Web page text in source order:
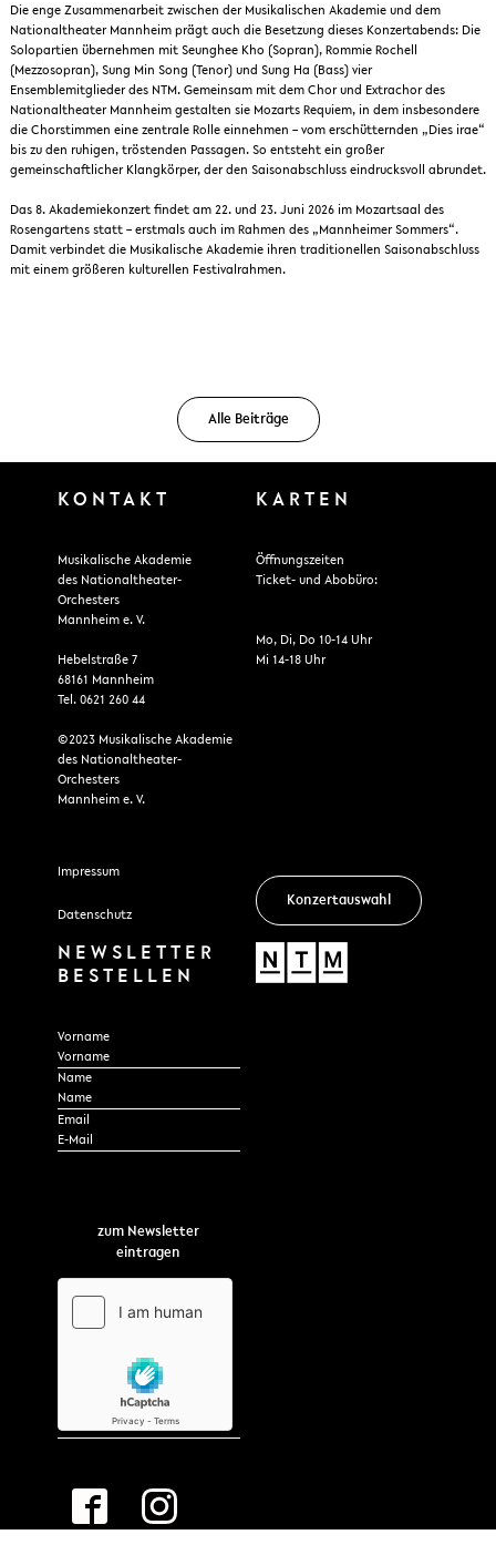
Die enge Zusammenarbeit zwischen der Musikalischen Akademie und dem
Nationaltheater Mannheim prägt auch die Besetzung dieses Konzertabends: Die
Solopartien übernehmen mit Seunghee Kho (Sopran), Rommie Rochell
(Mezzosopran), Sung Min Song (Tenor) und Sung Ha (Bass) vier
Ensemblemitglieder des NTM. Gemeinsam mit dem Chor und Extrachor des
Nationaltheater Mannheim gestalten sie Mozarts Requiem, in dem insbesondere
die Chorstimmen eine zentrale Rolle einnehmen – vom erschütternden „Dies irae“
bis zu den ruhigen, tröstenden Passagen. So entsteht ein großer
gemeinschaftlicher Klangkörper, der den Saisonabschluss eindrucksvoll abrundet.
Das 8. Akademiekonzert findet am 22. und 23. Juni 2026 im Mozartsaal des
Rosengartens statt – erstmals auch im Rahmen des „Mannheimer Sommers“.
Damit verbindet die Musikalische Akademie ihren traditionellen Saisonabschluss
mit einem größeren kulturellen Festivalrahmen.
Alle Beiträge
KONTAKT
Musikalische Akademie
des Nationaltheater-
Orchesters
Mannheim e. V.
Hebelstraße 7
68161 Mannheim
Tel. 0621 260 44
©2023 Musikalische Akademie
des Nationaltheater-
Orchesters
Mannheim e. V.
Impressum
Datenschutz
KARTEN
Öffnungszeiten
Ticket- und Abobüro:
Mo, Di, Do 10-14 Uhr
Mi 14-18 Uhr
Konzertauswahl
NEWSLETTER
BESTELLEN
Section
Vorname
Name
Email
zum Newsletter
eintragen